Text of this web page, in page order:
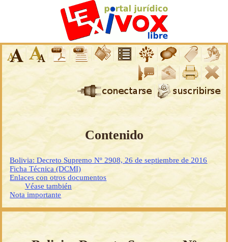
Contenido
Bolivia: Decreto Supremo Nº 2908, 26 de septiembre de 2016
Ficha Técnica (DCMI)
Enlaces con otros documentos
Véase también
Nota importante